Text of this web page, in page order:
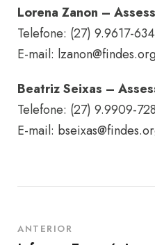
Lorena Zanon –
Telefone: (27) 9.9617-
E-mail:
Beatriz Seixas –
Telefone: (27) 9.9909-
E-mail:
ANTERIOR